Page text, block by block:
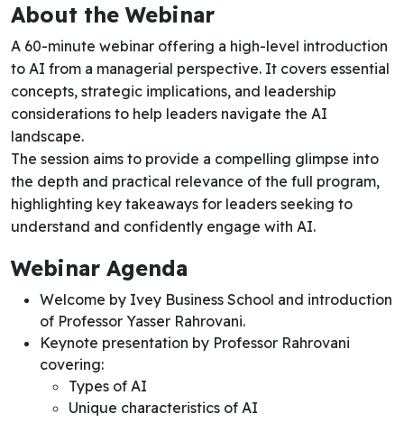
About the Webinar
A 60-minute webinar offering a high-level introduction
to AI from a managerial perspective. It covers essential
concepts, strategic implications, and leadership
considerations to help leaders navigate the AI
landscape.
The session aims to provide a compelling glimpse into
the depth and practical relevance of the full program,
highlighting key takeaways for leaders seeking to
understand and confidently engage with AI.
Webinar Agenda
Welcome by Ivey Business School and introduction
of Professor Yasser Rahrovani.
Keynote presentation by Professor Rahrovani
covering:
Types of AI
Unique characteristics of AI